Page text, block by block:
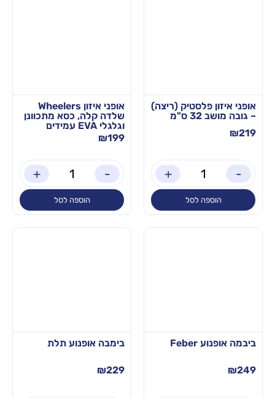
אופני איזון פלסטיק (ריצה)
– גובה מושב 32 ס"מ
₪219
-
+
הוספה לסל
אופני איזון Wheelers
שלדה קלה, כסא מתכוונן
וגלגלי EVA עמידים
₪199
-
+
הוספה לסל
ביבמה אופנוע Feber
₪249
בימבה אופנוע תלת
₪229